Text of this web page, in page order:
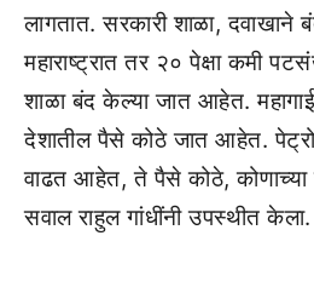
लागतात. सरकारी शाळा, दवाखाने
महाराष्ट्रात तर २० पेक्षा कमी
शाळा बंद केल्या जात आहेत.
देशातील पैसे कोठे जात आहेत.
वाढत आहेत, ते पैसे कोठे,
सवाल राहुल गांधींनी उपस्थीत केला.